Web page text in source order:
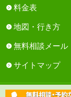
料金表
地図・行き方
無料相談メール
サイトマップ
Copyright